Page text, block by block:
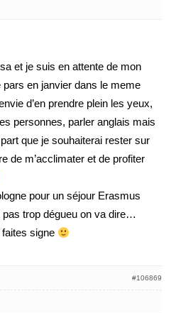
et je suis en attente de mon
en janvier dans le meme
d’en prendre plein les yeux,
personnes, parler anglais mais
que je souhaiterai rester sur
de m’acclimater et de profiter
pour un séjour Erasmus
pas trop dégueu on va dire…
signe
#106869